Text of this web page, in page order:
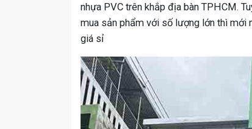
nhựa PVC trên khắp địa bàn TPHCM.
mua sản phẩm với số lượng lớn thì mới
giá sỉ